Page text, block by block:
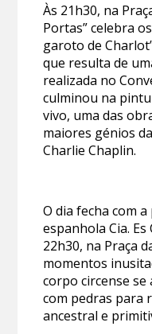
Às 21h30, na
Portas” celebra
garoto de
que resulta de
realizada no
culminou na
vivo, uma das
maiores génios
Charlie Chaplin.
O dia fecha com
espanhola Cia.
22h30, na Praça
momentos
corpo circense
com pedras para
ancestral e